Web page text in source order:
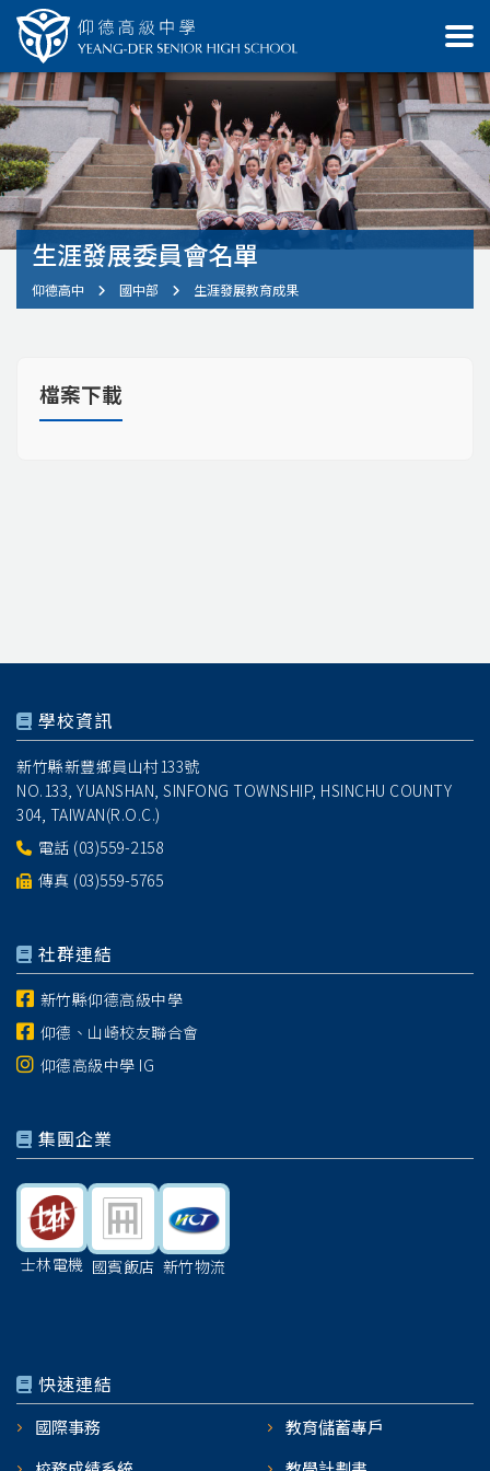
生涯發展委員會名單
仰德高中 國中部 生涯發展教育成果
檔案下載
學校資訊
新竹縣新豐鄉員山村133號
NO.133, YUANSHAN, SINFONG TOWNSHIP, HSINCHU COUNTY
304, TAIWAN(R.O.C.)
電話 (03)559-2158
傳真 (03)559-5765
社群連結
新竹縣仰德高級中學
仰德、山崎校友聯合會
仰德高級中學 IG
集團企業
士林電機 國賓飯店 新竹物流
快速連結
國際事務
教育儲蓄專戶